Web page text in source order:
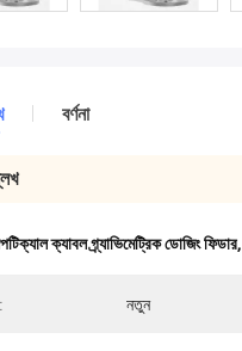
বর্ণনা
ক্যাবল গ্র্যাভিমেট্রিক ডোজিং ফিডার,
নতুন